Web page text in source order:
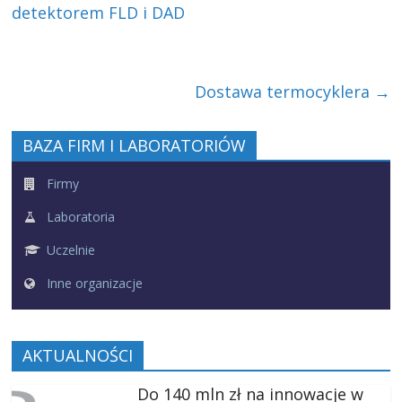
detektorem FLD i DAD
Dostawa termocyklera →
BAZA FIRM I LABORATORIÓW
Firmy
Laboratoria
Uczelnie
Inne organizacje
AKTUALNOŚCI
Do 140 mln zł na innowacje w